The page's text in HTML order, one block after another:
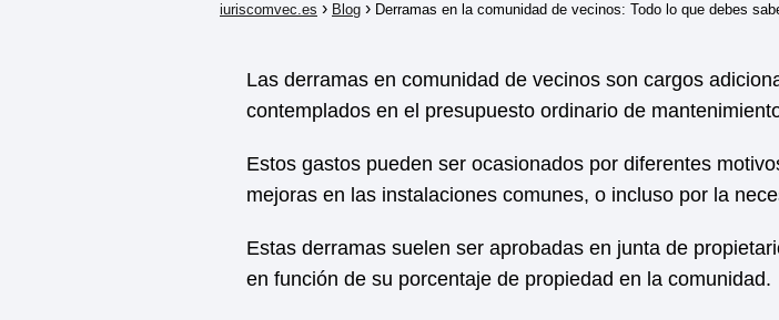
iuriscomvec.es Blog Derramas en la comunidad de vecinos: Todo lo que debes
Las derramas en comunidad de vecinos son cargos
contemplados en el presupuesto ordinario de
Estos gastos pueden ser ocasionados por diferentes
mejoras en las instalaciones comunes, o incluso por la
Estas derramas suelen ser aprobadas en junta de
en función de su porcentaje de propiedad en la comunidad.